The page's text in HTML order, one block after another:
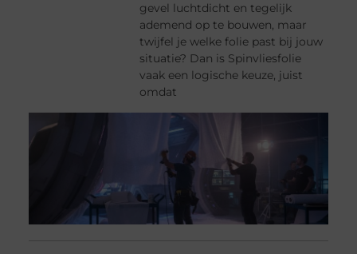
gevel luchtdicht en tegelijk
ademend op te bouwen, maar
twijfel je welke folie past bij jouw
situatie? Dan is Spinvliesfolie
vaak een logische keuze, juist
omdat